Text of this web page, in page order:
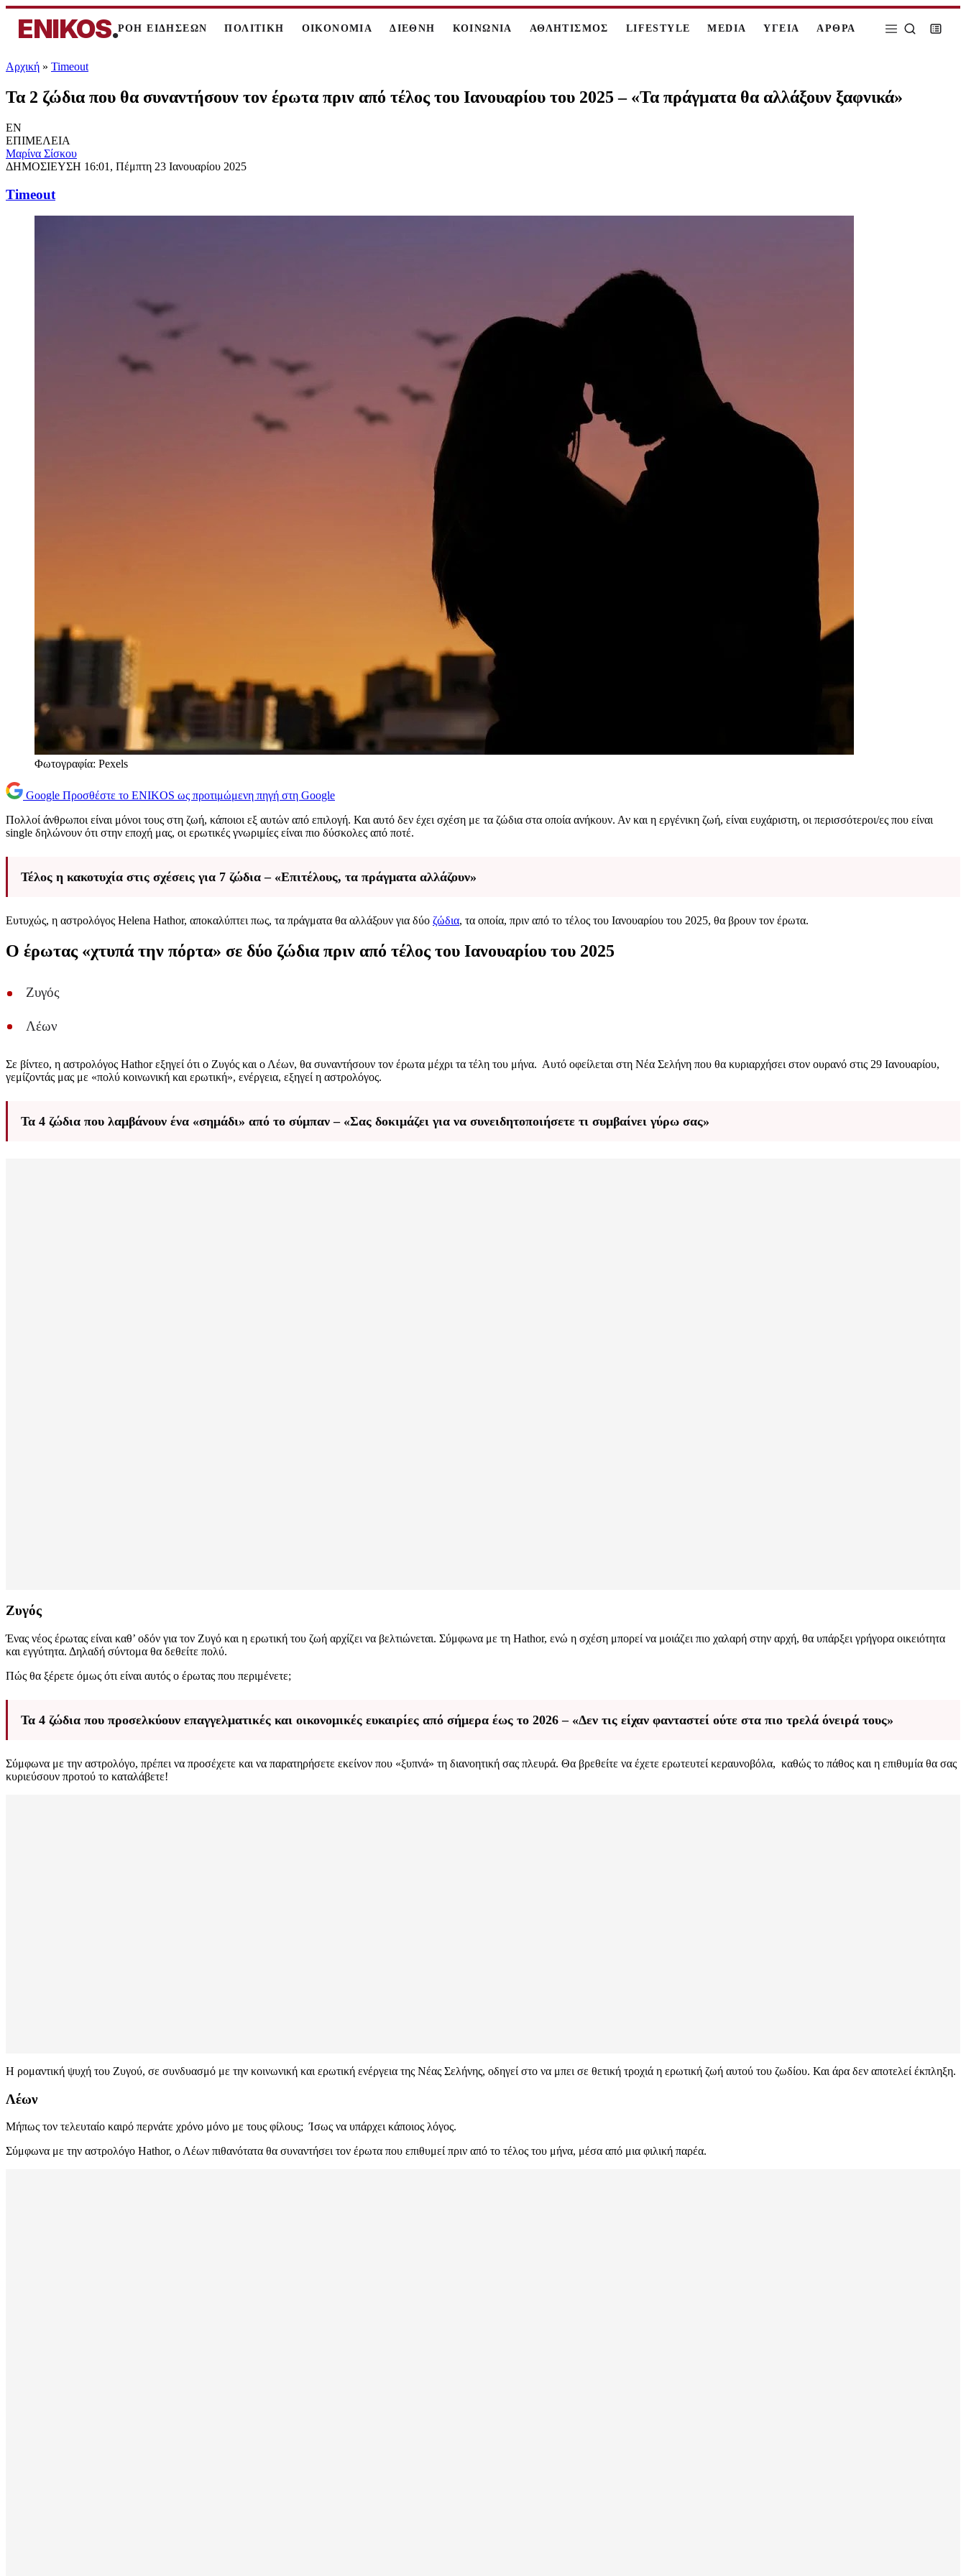
ENIKOS.ΡΟΗ ΕΙΔΗΣΕΩΝ ΠΟΛΙΤΙΚΗ ΟΙΚΟΝΟΜΙΑ ΔΙΕΘΝΗ ΚΟΙΝΩΝΙΑ ΑΘΛΗΤΙΣΜΟΣ LIFESTYLE MEDIA ΥΓΕΙΑ ΑΡΘΡΑ
Αρχική » Timeout
Τα 2 ζώδια που θα συναντήσουν τον έρωτα πριν από τέλος του Ιανουαρίου του 2025 – «Τα πράγματα θα αλλάξουν ξαφνικά»
EN
ΕΠΙΜΕΛΕΙΑ
Μαρίνα Σίσκου
ΔΗΜΟΣΙΕΥΣΗ 16:01, Πέμπτη 23 Ιανουαρίου 2025
Timeout
Φωτογραφία: Pexels
Google Προσθέστε το ENIKOS ως προτιμώμενη πηγή στη Google
Πολλοί άνθρωποι είναι μόνοι τους στη ζωή, κάποιοι εξ αυτών από επιλογή. Και αυτό δεν έχει σχέση με τα ζώδια στα οποία ανήκουν. Αν και η εργένικη ζωή, είναι ευχάριστη, οι περισσότεροι/ες που είναι
single δηλώνουν ότι στην εποχή μας, οι ερωτικές γνωριμίες είναι πιο δύσκολες από ποτέ.
Τέλος η κακοτυχία στις σχέσεις για 7 ζώδια – «Επιτέλους, τα πράγματα αλλάζουν»
Ευτυχώς, η αστρολόγος Helena Hathor, αποκαλύπτει πως, τα πράγματα θα αλλάξουν για δύο ζώδια, τα οποία, πριν από το τέλος του Ιανουαρίου του 2025, θα βρουν τον έρωτα.
Ο έρωτας «χτυπά την πόρτα» σε δύο ζώδια πριν από τέλος του Ιανουαρίου του 2025
Ζυγός
Λέων
Σε βίντεο, η αστρολόγος Hathor εξηγεί ότι ο Ζυγός και ο Λέων, θα συναντήσουν τον έρωτα μέχρι τα τέλη του μήνα. Αυτό οφείλεται στη Νέα Σελήνη που θα κυριαρχήσει στον ουρανό στις 29 Ιανουαρίου,
γεμίζοντάς μας με «πολύ κοινωνική και ερωτική», ενέργεια, εξηγεί η αστρολόγος.
Τα 4 ζώδια που λαμβάνουν ένα «σημάδι» από το σύμπαν – «Σας δοκιμάζει για να συνειδητοποιήσετε τι συμβαίνει γύρω σας»
Ζυγός
Ένας νέος έρωτας είναι καθ’ οδόν για τον Ζυγό και η ερωτική του ζωή αρχίζει να βελτιώνεται. Σύμφωνα με τη Hathor, ενώ η σχέση μπορεί να μοιάζει πιο χαλαρή στην αρχή, θα υπάρξει γρήγορα οικειότητα
και εγγύτητα. Δηλαδή σύντομα θα δεθείτε πολύ.
Πώς θα ξέρετε όμως ότι είναι αυτός ο έρωτας που περιμένετε;
Τα 4 ζώδια που προσελκύουν επαγγελματικές και οικονομικές ευκαιρίες από σήμερα έως το 2026 – «Δεν τις είχαν φανταστεί ούτε στα πιο τρελά όνειρά τους»
Σύμφωνα με την αστρολόγο, πρέπει να προσέχετε και να παρατηρήσετε εκείνον που «ξυπνά» τη διανοητική σας πλευρά. Θα βρεθείτε να έχετε ερωτευτεί κεραυνοβόλα, καθώς το πάθος και η επιθυμία θα σας
κυριεύσουν προτού το καταλάβετε!
Η ρομαντική ψυχή του Ζυγού, σε συνδυασμό με την κοινωνική και ερωτική ενέργεια της Νέας Σελήνης, οδηγεί στο να μπει σε θετική τροχιά η ερωτική ζωή αυτού του ζωδίου. Και άρα δεν αποτελεί έκπληξη.
Λέων
Μήπως τον τελευταίο καιρό περνάτε χρόνο μόνο με τους φίλους; Ίσως να υπάρχει κάποιος λόγος.
Σύμφωνα με την αστρολόγο Hathor, ο Λέων πιθανότατα θα συναντήσει τον έρωτα που επιθυμεί πριν από το τέλος του μήνα, μέσα από μια φιλική παρέα.